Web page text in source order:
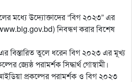
মধ্যে উদ্যোক্তাদের “বিগ ২০২৩” এর
নিবন্ধণ করার বিশেষ
বিস্তারিত তুলে ধরেন বিগ ২০২৩ এর মূখ্য
জ্যেষ্ঠ পরামর্শক সিদ্ধার্থ গোস্বামী।
প্রকল্পের পরামর্শক ও বিগ ২০২৩